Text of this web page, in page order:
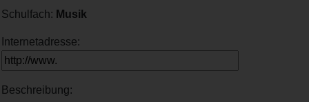
Schulfach: Musik
Internetadresse:
Beschreibung: